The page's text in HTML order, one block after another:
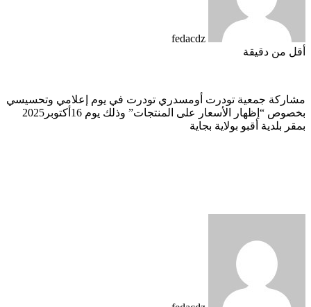
fedacdz
أقل من دقيقة
مشاركة جمعية تودرت أومسدري تودرت في يوم إعلامي وتحسيسي
بخصوص “إظهار الأسعار على المنتجات” وذلك يوم 16أكتوبر2025
بمقر بلدية أقبو بولاية بجاية